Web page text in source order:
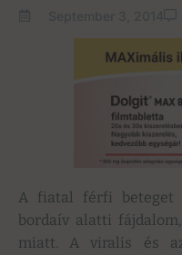
A fiatal férfi beteget
bordaív alatti
miatt. A viralis és